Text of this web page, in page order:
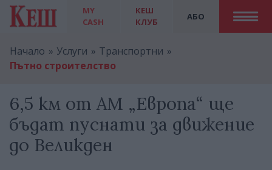
MY
CASH
АБО
КЕШ
КЛУБ
Начало Услуги
Транспортни
Пътно строителство
6,5 км от АМ „Европа“ ще
бъдат пуснати за движение
до Великден